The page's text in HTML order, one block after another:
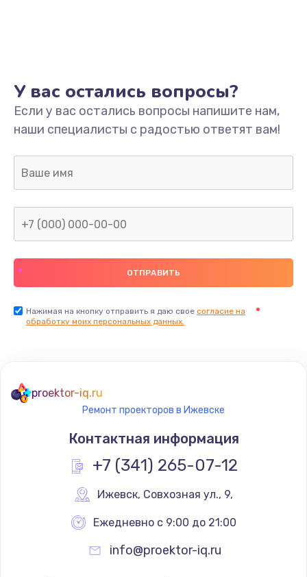
У вас остались вопросы?
Если у вас остались вопросы напишите нам,
наши специалисты с радостью ответят вам!
Нажимая на кнопку отправить я даю свое согласие на
обработку моих персональных данных.
proektor-iq.ru
Ремонт проекторов в Ижевске
Контактная информация
+7 (341) 265-07-12
Ижевск, Совхозная ул., 9,
Ежедневно с 9:00 до 21:00
info@proektor-iq.ru